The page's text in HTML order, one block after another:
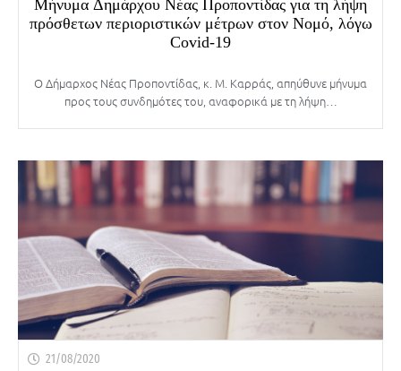
Μήνυμα Δημάρχου Νέας Προποντίδας για τη λήψη
πρόσθετων περιοριστικών μέτρων στον Νομό, λόγω
Covid-19
Ο Δήμαρχος Νέας Προποντίδας, κ. Μ. Καρράς, απηύθυνε μήνυμα
προς τους συνδημότες του, αναφορικά με τη λήψη…
21/08/2020